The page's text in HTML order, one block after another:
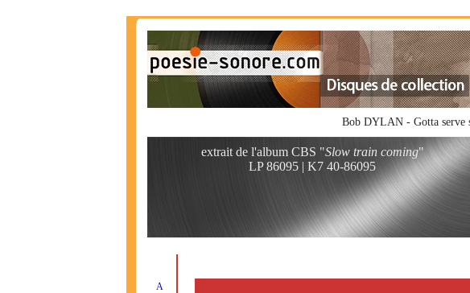
Bob DYLAN - Gotta serve
extrait de l'album CBS "Slow train coming"
LP 86095 | K7 40-86095
A